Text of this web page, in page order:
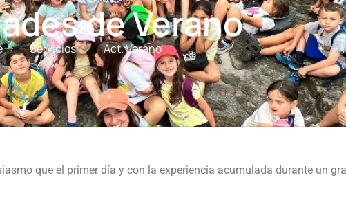
de Verano
Servicios Act. Verano
que el primer día y con la experiencia acumulada durante un